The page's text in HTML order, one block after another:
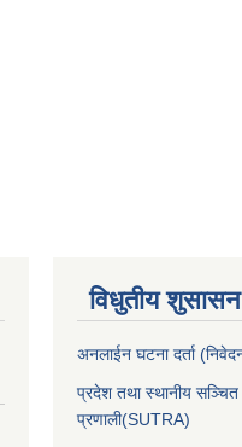
विधुतीय
अनलाईन घटना दर्ता
प्रदेश तथा स्थानीय
प्रणाली(SUTRA)